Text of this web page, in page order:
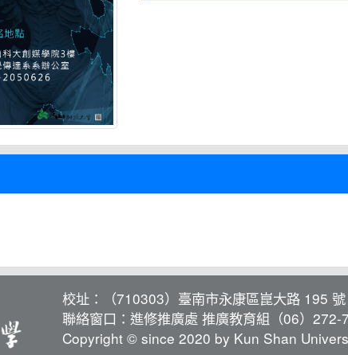
校址：（710303）臺南市永康區崑大路 195 號
聯絡窗口：進修推廣處 推廣教育組（06）
Copyright © since 2020 by Kun Shan